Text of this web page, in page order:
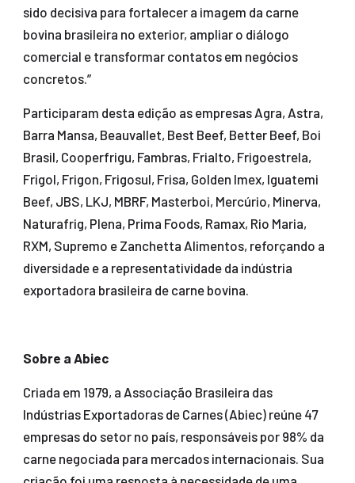
sido decisiva para fortalecer a imagem da carne
bovina brasileira no exterior, ampliar o diálogo
comercial e transformar contatos em negócios
concretos.”
Participaram desta edição as empresas Agra, Astra,
Barra Mansa, Beauvallet, Best Beef, Better Beef, Boi
Brasil, Cooperfrigu, Fambras, Frialto, Frigoestrela,
Frigol, Frigon, Frigosul, Frisa, Golden Imex, Iguatemi
Beef, JBS, LKJ, MBRF, Masterboi, Mercúrio, Minerva,
Naturafrig, Plena, Prima Foods, Ramax, Rio Maria,
RXM, Supremo e Zanchetta Alimentos, reforçando a
diversidade e a representatividade da indústria
exportadora brasileira de carne bovina.
Sobre a Abiec
Criada em 1979, a Associação Brasileira das
Indústrias Exportadoras de Carnes (Abiec) reúne 47
empresas do setor no país, responsáveis por 98% da
carne negociada para mercados internacionais. Sua